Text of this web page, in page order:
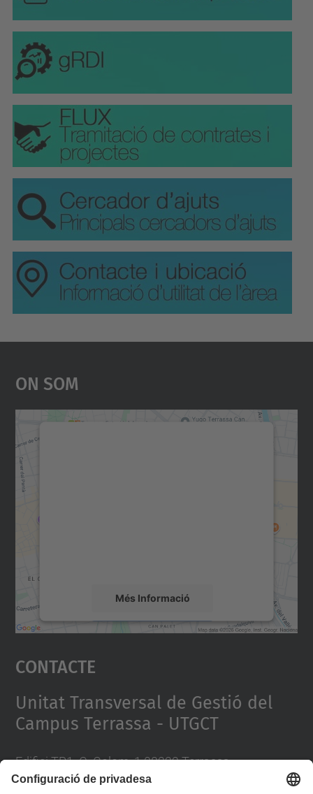
On Som
Més Informació
Accepta
powered by
Contacte
Unitat Transversal de Gestió del
Campus Terrassa - UTGCT
Edifici TR1. C. Colom, 1 08222 Terrassa